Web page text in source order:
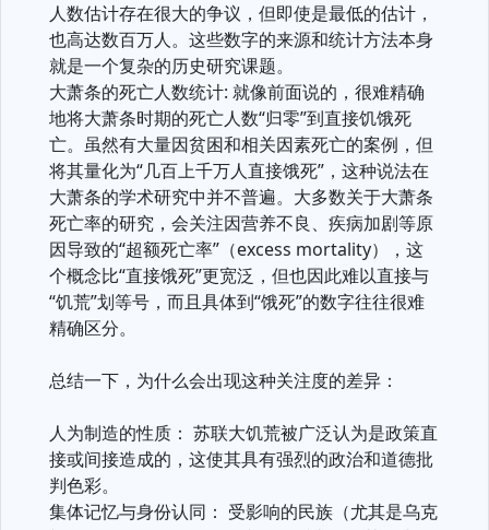
人数估计存在很大的争议，但即使是最低的估计，
也高达数百万人。这些数字的来源和统计方法本身
就是一个复杂的历史研究课题。
大萧条的死亡人数统计: 就像前面说的，很难精确
地将大萧条时期的死亡人数“归零”到直接饥饿死
亡。虽然有大量因贫困和相关因素死亡的案例，但
将其量化为“几百上千万人直接饿死”，这种说法在
大萧条的学术研究中并不普遍。大多数关于大萧条
死亡率的研究，会关注因营养不良、疾病加剧等原
因导致的“超额死亡率”（excess mortality），这
个概念比“直接饿死”更宽泛，但也因此难以直接与
“饥荒”划等号，而且具体到“饿死”的数字往往很难
精确区分。
总结一下，为什么会出现这种关注度的差异：
人为制造的性质： 苏联大饥荒被广泛认为是政策直
接或间接造成的，这使其具有强烈的政治和道德批
判色彩。
集体记忆与身份认同： 受影响的民族（尤其是乌克